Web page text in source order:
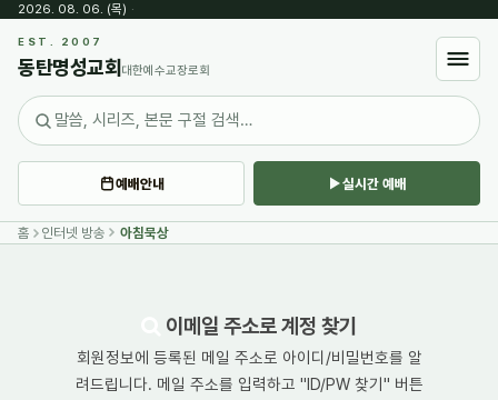
2026. 08. 06. (목) ·
EST. 2007
동탄명성교회 대한예수교장로회
예배안내 실시간 예배
홈 인터넷 방송 아침묵상
이메일 주소로 계정 찾기
회원정보에 등록된 메일 주소로 아이디/비밀번호를 알
려드립니다. 메일 주소를 입력하고 "ID/PW 찾기" 버튼